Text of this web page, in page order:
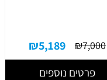
₪7,000
₪5,189
פרטים נוספים